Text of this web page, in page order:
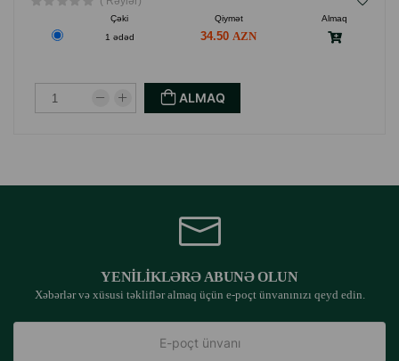
Çəki Qiymət
Almaq
1 ədəd
34.50
ALMAQ
YENILIKLƏRƏ ABUNƏ OLUN
Xəbərlər və xüsusi təkliflər almaq üçün e-poçt ünvanınızı qeyd edin.